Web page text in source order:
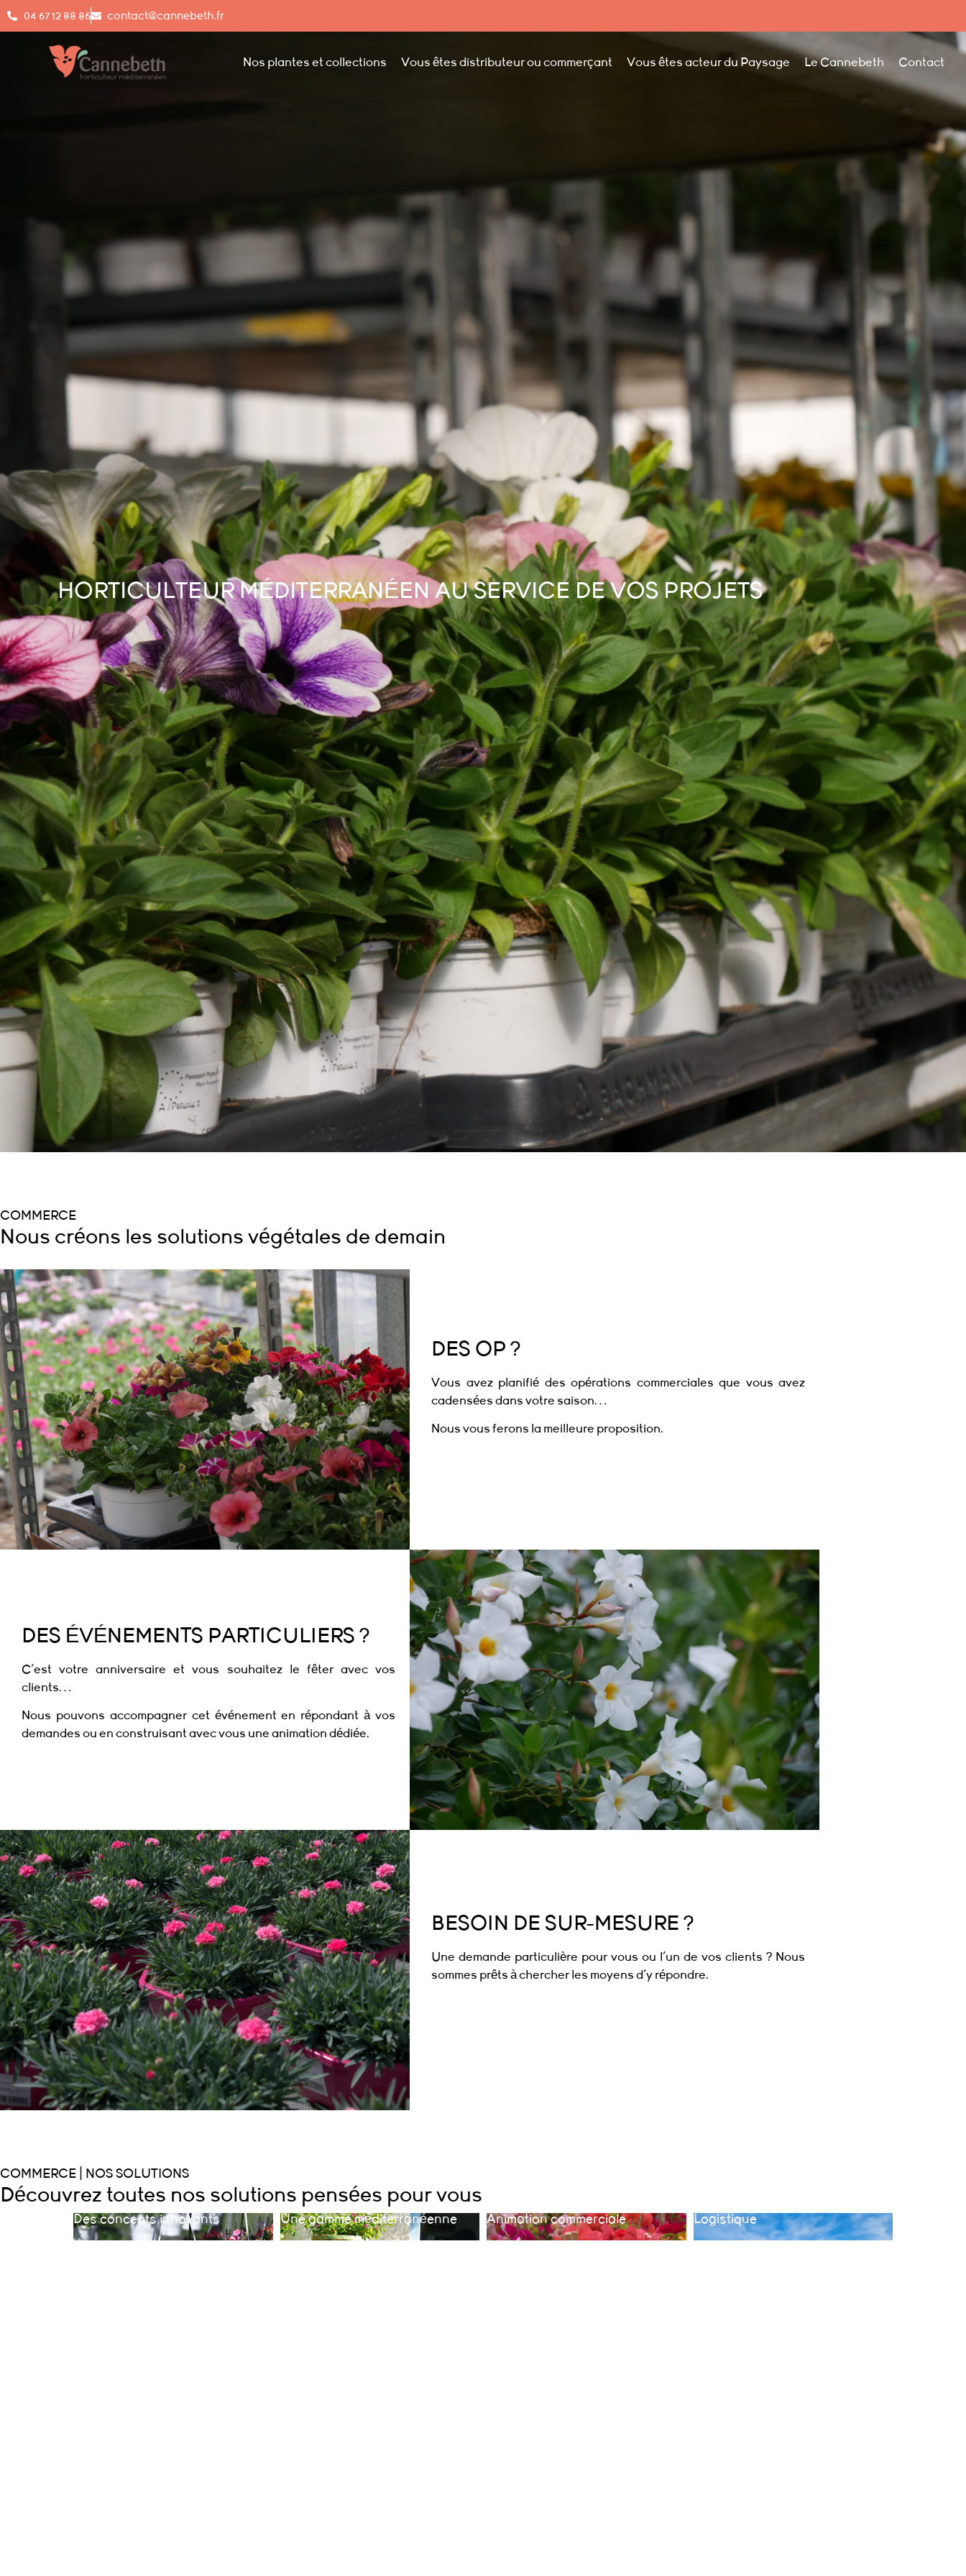
04 67 12 88 86 contact@cannebeth.fr
Nos plantes et collections Vous êtes distributeur ou commerçant Vous êtes acteur du Paysage Le Cannebeth Contact
HORTICULTEUR MÉDITERRANÉEN AU SERVICE DE VOS PROJETS
COMMERCE
Nous créons les solutions végétales de demain
DES OP ?
Vous avez planifié des opérations commerciales que vous avez
cadensées dans votre saison…
Nous vous ferons la meilleure proposition.
DES ÉVÉNEMENTS PARTICULIERS ?
C’est votre anniversaire et vous souhaitez le fêter avec vos
clients…
Nous pouvons accompagner cet événement en répondant à vos
demandes ou en construisant avec vous une animation dédiée.
BESOIN DE SUR-MESURE ?
Une demande particulière pour vous ou l’un de vos clients ? Nous
sommes prêts à chercher les moyens d’y répondre.
COMMERCE | NOS SOLUTIONS
Découvrez toutes nos solutions pensées pour vous
Des concepts innovants Une gamme méditerranéenne Animation commerciale Logistique